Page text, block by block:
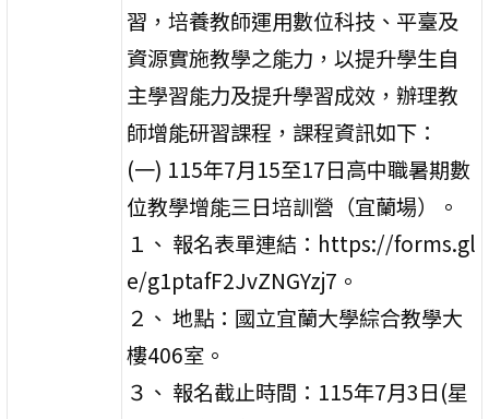
習，培養教師運用數位科技、平臺及
資源實施教學之能力，以提升學生自
主學習能力及提升學習成效，辦理教
師增能研習課程，課程資訊如下：
(一) 115年7月15至17日高中職暑期數
位教學增能三日培訓營（宜蘭場）。
１、 報名表單連結：https://forms.gl
e/g1ptafF2JvZNGYzj7。
２、 地點：國立宜蘭大學綜合教學大
樓406室。
３、 報名截止時間：115年7月3日(星